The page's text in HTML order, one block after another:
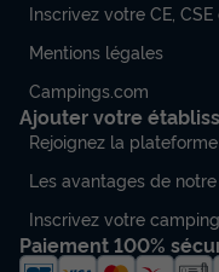
Inscrivez votre CE,
Mentions légales
Campings.com
Ajouter votre
Rejoignez la
Les avantages de
Inscrivez votre camping
Paiement 100%